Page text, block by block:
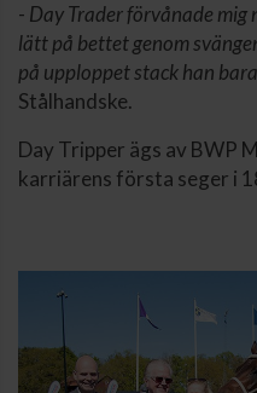
- Day Trader förvånade
lätt på bettet genom
på upploppet stack han
Stålhandske.
Day Tripper ägs av BWP
karriärens första seger i